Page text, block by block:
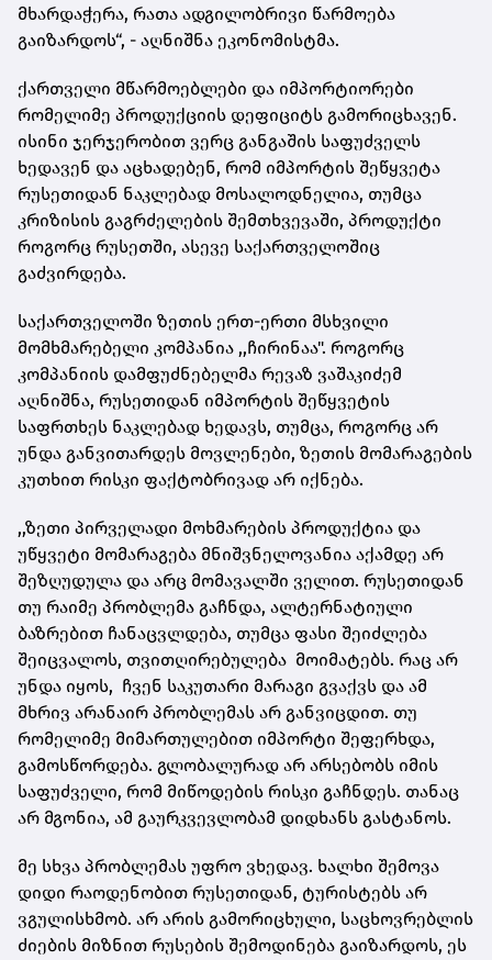
მხარდაჭერა, რათა ადგილობრივი წარმოება
გაიზარდოს“, - აღნიშნა ეკონომისტმა.
ქართველი მწარმოებლები და იმპორტიორები
რომელიმე პროდუქციის დეფიციტს გამორიცხავენ.
ისინი ჯერჯერობით ვერც განგაშის საფუძველს
ხედავენ და აცხადებენ, რომ იმპორტის შეწყვეტა
რუსეთიდან ნაკლებად მოსალოდნელია, თუმცა
კრიზისის გაგრძელების შემთხვევაში, პროდუქტი
როგორც რუსეთში, ასევე საქართველოშიც
გაძვირდება.
საქართველოში ზეთის ერთ-ერთი მსხვილი
მომხმარებელი კომპანია ,,ჩირინაა". როგორც
კომპანიის დამფუძნებელმა რევაზ ვაშაკიძემ
აღნიშნა, რუსეთიდან იმპორტის შეწყვეტის
საფრთხეს ნაკლებად ხედავს, თუმცა, როგორც არ
უნდა განვითარდეს მოვლენები, ზეთის მომარაგების
კუთხით რისკი ფაქტობრივად არ იქნება.
,,ზეთი პირველადი მოხმარების პროდუქტია და
უწყვეტი მომარაგება მნიშვნელოვანია აქამდე არ
შეზღუდულა და არც მომავალში ველით. რუსეთიდან
თუ რაიმე პრობლემა გაჩნდა, ალტერნატიული
ბაზრებით ჩანაცვლდება, თუმცა ფასი შეიძლება
შეიცვალოს, თვითღირებულება მოიმატებს. რაც არ
უნდა იყოს, ჩვენ საკუთარი მარაგი გვაქვს და ამ
მხრივ არანაირ პრობლემას არ განვიცდით. თუ
რომელიმე მიმართულებით იმპორტი შეფერხდა,
გამოსწორდება. გლობალურად არ არსებობს იმის
საფუძველი, რომ მიწოდების რისკი გაჩნდეს. თანაც
არ მგონია, ამ გაურკვევლობამ დიდხანს გასტანოს.
მე სხვა პრობლემას უფრო ვხედავ. ხალხი შემოვა
დიდი რაოდენობით რუსეთიდან, ტურისტებს არ
ვგულისხმობ. არ არის გამორიცხული, საცხოვრებლის
ძიების მიზნით რუსების შემოდინება გაიზარდოს, ეს